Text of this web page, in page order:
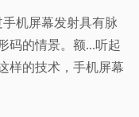
手机屏幕发射具有脉
码的情景。额...听起
样的技术，手机屏幕